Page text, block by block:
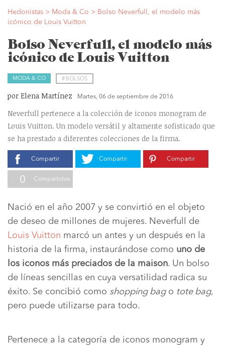
Hedonistas > Moda & Co > Bolso Neverfull, el modelo más
icónico de Louis Vuitton
Bolso Neverfull, el modelo más
icónico de Louis Vuitton
MODA & CO # BOLSOS
por Elena Martínez Martes, 06 de septiembre de 2016
Neverfull pertenece a la colección de iconos monogram de
Louis Vuitton. Un modelo versátil y altamente sofisticado que
se ha prestado a diferentes colecciones de la firma.
Compartir Compartir Compartir
0 Compartidos
Nació en el año 2007 y se convirtió en el objeto
de deseo de millones de mujeres. Neverfull de
Louis Vuitton marcó un antes y un después en la
historia de la firma, instaurándose como uno de
los iconos más preciados de la maison. Un bolso
de líneas sencillas en cuya versatilidad radica su
éxito. Se concibió como shopping bago tote bag,
pero puede utilizarse para todo.
Pertenece a la categoría de iconos monogram y